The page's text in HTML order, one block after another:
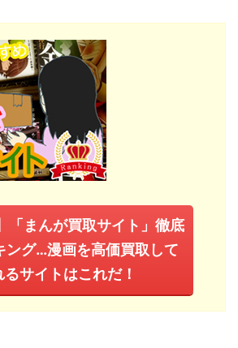
「まんが買取サイト」徹底
ング…漫画を高価買取して
るサイトはこれだ！